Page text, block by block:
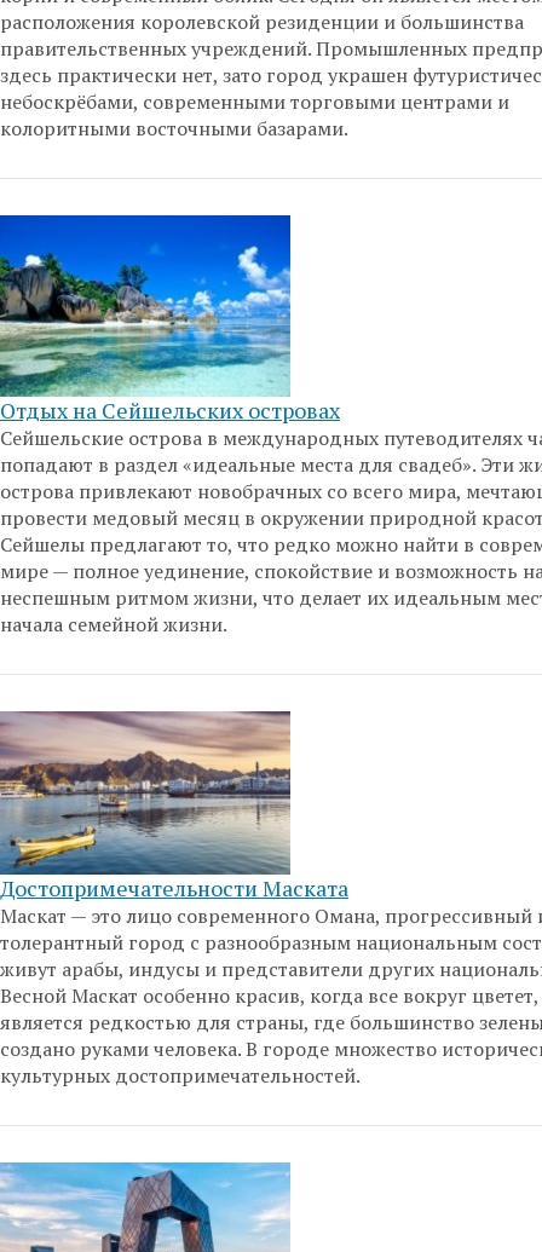
расположения королевской резиденции и большинства
правительственных учреждений. Промышленных
здесь практически нет, зато город украшен
небоскрёбами, современными торговыми центрами и
колоритными восточными базарами.
Отдых на Сейшельских островах
Сейшельские острова в международных путеводителях
попадают в раздел «идеальные места для свадеб». Эти
острова привлекают новобрачных со всего мира,
провести медовый месяц в окружении природной
Сейшелы предлагают то, что редко можно найти в
мире — полное уединение, спокойствие и возможность
неспешным ритмом жизни, что делает их идеальным
начала семейной жизни.
Достопримечательности Маската
Маскат — это лицо современного Омана, прогрессивный
толерантный город с разнообразным национальным
живут арабы, индусы и представители других
Весной Маскат особенно красив, когда все вокруг
является редкостью для страны, где большинство
создано руками человека. В городе множество
культурных достопримечательностей.